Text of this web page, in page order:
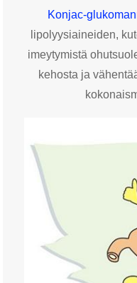
Konjac-
lipolyysiaineiden,
imeytymistä
kehosta ja